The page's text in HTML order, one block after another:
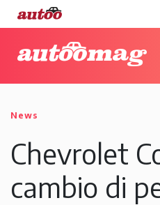
News
Chevrolet
cambio di